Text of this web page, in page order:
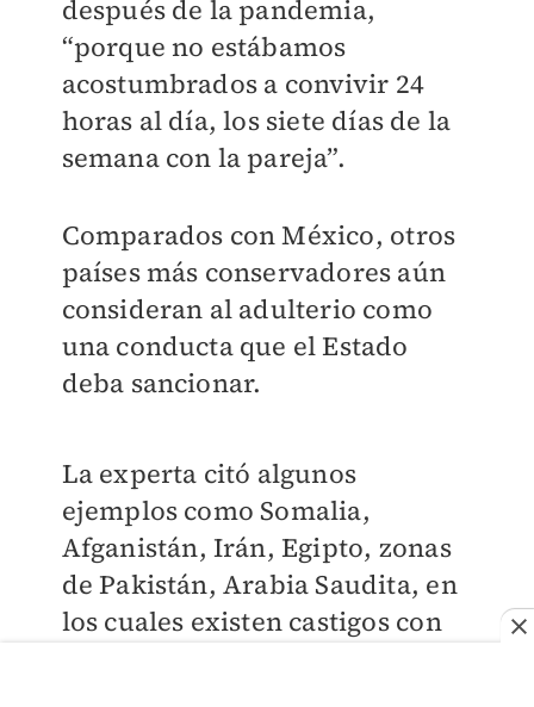
después de la pandemia,
“porque no estábamos
acostumbrados a convivir 24
horas al día, los siete días de la
semana con la pareja”.
Comparados con México, otros
países más conservadores aún
consideran al adulterio como
una conducta que el Estado
deba sancionar.
La experta citó algunos
ejemplos como Somalia,
Afganistán, Irán, Egipto, zonas
de Pakistán, Arabia Saudita, en
los cuales existen castigos con